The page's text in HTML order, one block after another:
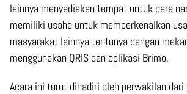
lainnya menyediakan tempat untuk para
memiliki usaha untuk memperkenalkan
masyarakat lainnya tentunya dengan
menggunakan QRIS dan aplikasi Brimo.
Acara ini turut dihadiri oleh perwakilan